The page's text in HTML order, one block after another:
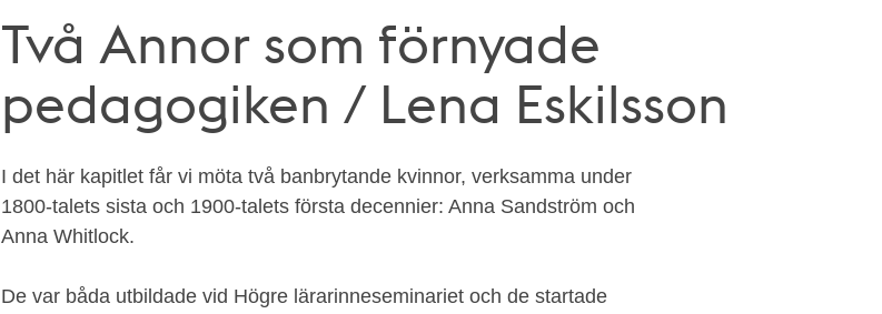
Två Annor som förnyade
pedagogiken / Lena Eskilsson
I det här kapitlet får vi möta två banbrytande kvinnor, verksamma under
1800-talets sista och 1900-talets första decennier: Anna Sandström och
Anna Whitlock.
De var båda utbildade vid Högre lärarinneseminariet och de startade